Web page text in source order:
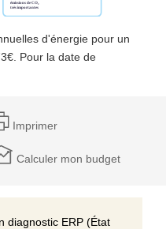
d'énergie pour un
Pour la date de
Imprimer
Calculer mon budget
diagnostic ERP (État